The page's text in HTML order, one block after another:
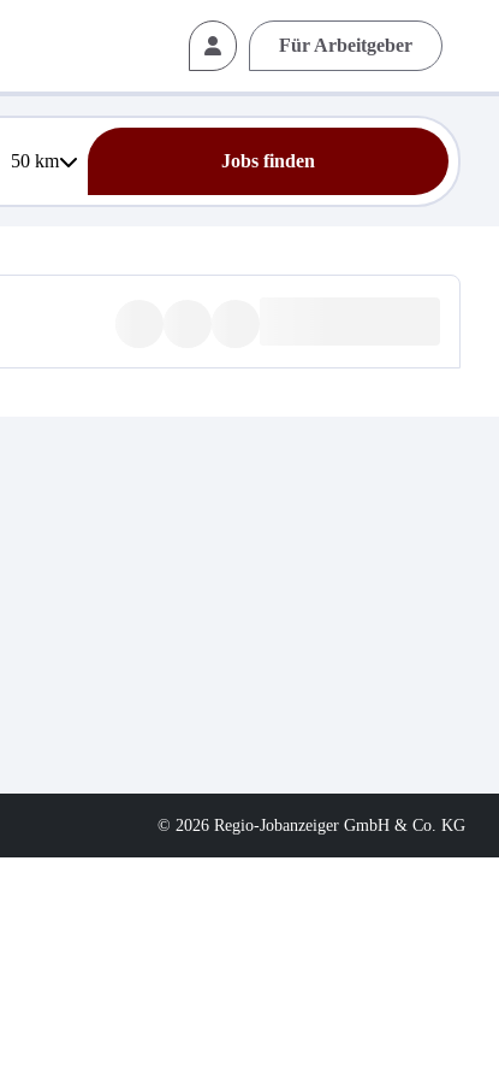
Für Arbeitgeber
50km Jobs finden
© 2026 Regio-Jobanzeiger GmbH & Co. KG